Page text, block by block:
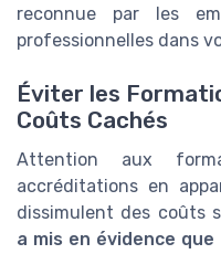
reconnue par les
professionnelles dans
Éviter les
Coûts Cachés
Attention aux
accréditations en
dissimulent des coûts
a mis en évidence